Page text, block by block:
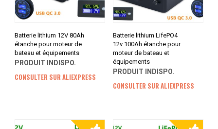
Batterie lithium 12V 80Ah
étanche pour moteur de
bateau et équipements
PRODUIT INDISPO.
CONSULTER SUR ALIEXPRESS
Batterie lithium LifePO4
12v 100Ah étanche pour
moteur de bateau et
équipements
PRODUIT INDISPO.
CONSULTER SUR ALIEXPRESS